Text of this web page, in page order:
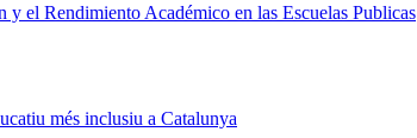
el Rendimiento Académico en las Escuelas Publicas
més inclusiu a Catalunya